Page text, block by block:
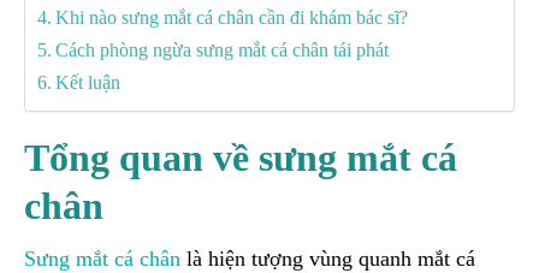
Khi nào sưng mắt cá chân cần đi khám bác sĩ?
Cách phòng ngừa sưng mắt cá chân tái phát
Kết luận
Tổng quan về sưng mắt cá
chân
Sưng mắt cá chân là hiện tượng vùng quanh mắt cá